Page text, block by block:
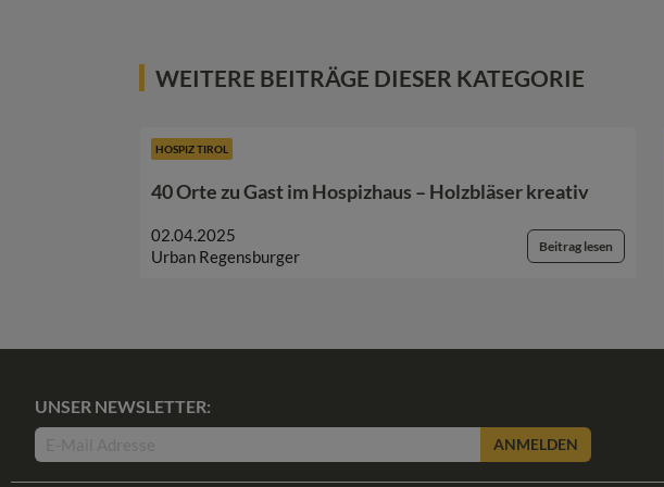
WEITERE BEITRÄGE DIESER KATEGORIE
HOSPIZ TIROL
40 Orte zu Gast im Hospizhaus – Holzbläser kreativ
02.04.2025
Urban Regensburger
Beitrag lesen
UNSER NEWSLETTER:
ANMELDEN